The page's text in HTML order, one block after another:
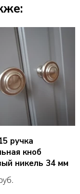
ручка
кноб
никель 34 мм